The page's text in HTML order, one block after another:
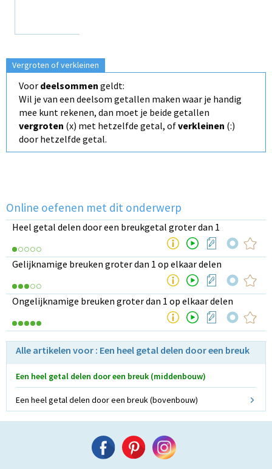
Vergroten of verkleinen
Voor deelsommen geldt:
Wil je van een deelsom getallen maken waar je handig
mee kunt rekenen, dan moet je beide getallen
vergroten (x) met hetzelfde getal, ofverkleinen (:)
door hetzelfde getal.
Online oefenen met dit onderwerp
Heel getal delen door een breukgetal groter dan 1
Gelijknamige breuken groter dan 1 op elkaar delen
Ongelijknamige breuken groter dan 1 op elkaar delen
Alle artikelen voor : Een heel getal delen door een breuk
Een heel getal delen door een breuk (middenbouw)
Een heel getal delen door een breuk (bovenbouw)